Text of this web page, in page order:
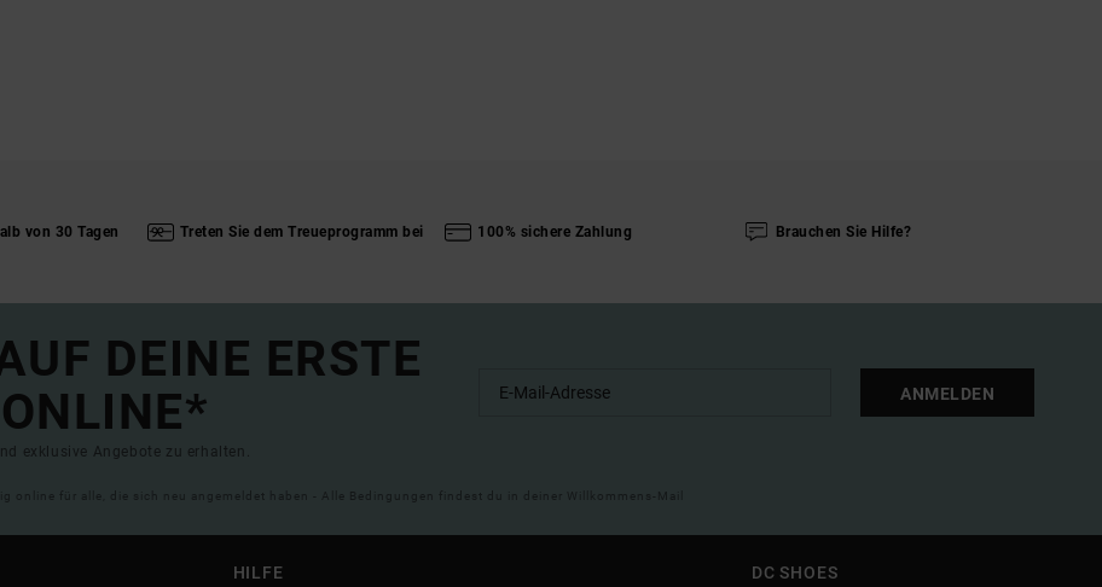
von 30 Tagen Treten Sie dem Treueprogramm bei 100% sichere Zahlung Brauchen Sie Hilfe?
DEINE ERSTE
exklusive Angebote zu erhalten.
ANMELDEN
online für alle, die sich neu angemeldet haben - Alle Bedingungen findest du in deiner Willkommens-Mail
HILFE DC SHOES